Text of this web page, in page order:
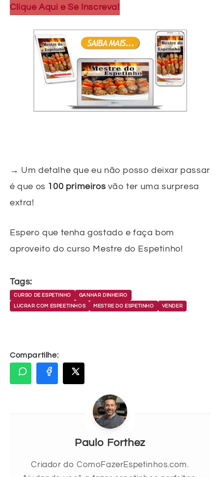
Clique Aqui e Se Inscreva!
→ Um detalhe que eu não posso deixar passar
é que os 100 primeiros vão ter uma surpresa
extra!
Espero que tenha gostado e faça bom
aproveito do curso Mestre do Espetinho!
Tags:
CURSO DE ESPETINHO GANHAR DINHEIRO
LUCRAR COM ESPEETINHOS MESTRE DO ESPETINHO VENDER
Compartilhe:
Paulo Forthez
Criador do ComoFazerEspetinhos.com.